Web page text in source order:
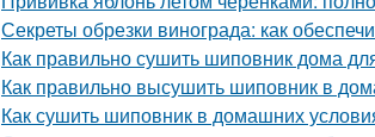
Секреты обрезки винограда: как
Как правильно сушить шиповник дома
Как правильно высушить шиповник в
Как сушить шиповник в домашних